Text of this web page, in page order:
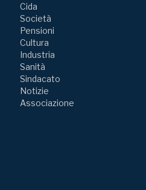
Cida
Società
Pensioni
Cultura
Industria
Sanità
Sindacato
Notizie
Associazione